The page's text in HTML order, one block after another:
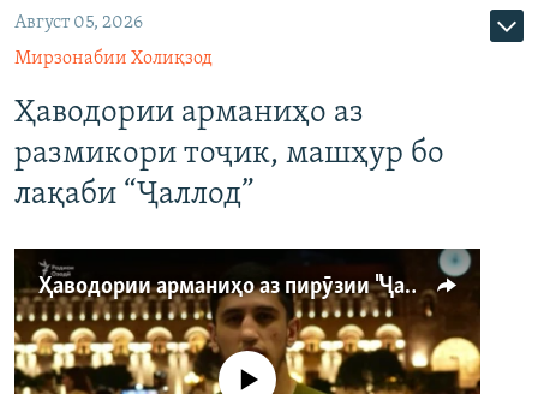
Август 05, 2026
Мирзонабии Холиқзод
Ҳаводории арманиҳо аз
размикори тоҷик, машҳур бо
лақаби “Ҷаллод”
Ҳаводории арманиҳо аз пирӯзии "Ҷаллод"-и тоҷик
Феълан кор намекунад